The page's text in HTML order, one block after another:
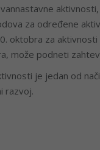
za određene
oktobra za
može podneti
je jedan od
razvoj.